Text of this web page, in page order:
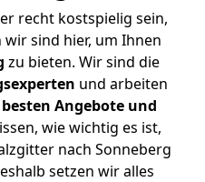
recht kostspielig sein,
sind hier, um Ihnen
zu bieten. Wir sind die
und arbeiten
Angebote und
wie wichtig es ist,
nach Sonneberg
setzen wir alles